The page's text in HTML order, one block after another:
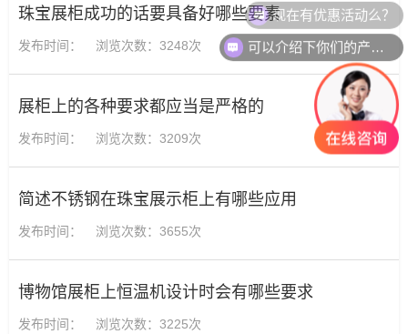
珠宝展柜成功的话要具备好哪些要素
发布时间： 浏览次数：3248次
展柜上的各种要求都应当是严格的
发布时间： 浏览次数：3209次
简述不锈钢在珠宝展示柜上有哪些应用
发布时间： 浏览次数：3655次
博物馆展柜上恒温机设计时会有哪些要求
发布时间： 浏览次数：3225次
现在有优惠活动么？